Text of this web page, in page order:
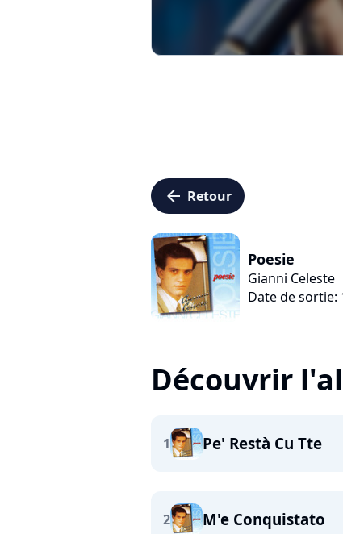
arrow_left Retour
Poesie
Gianni Celeste
Date de sortie:
Découvrir
1 Pe' Restà Cu Tte
2 M'e Conquistato